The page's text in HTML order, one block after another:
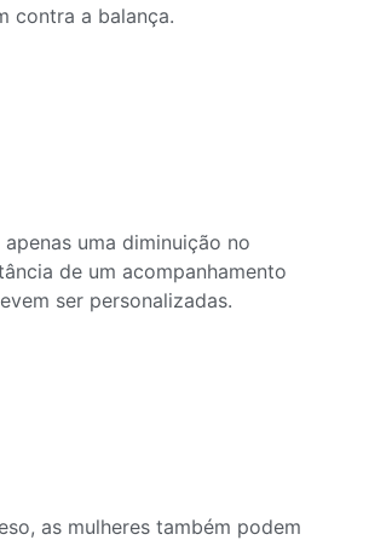
contra a balança.
uma diminuição no
de um acompanhamento
ser personalizadas.
as mulheres também podem